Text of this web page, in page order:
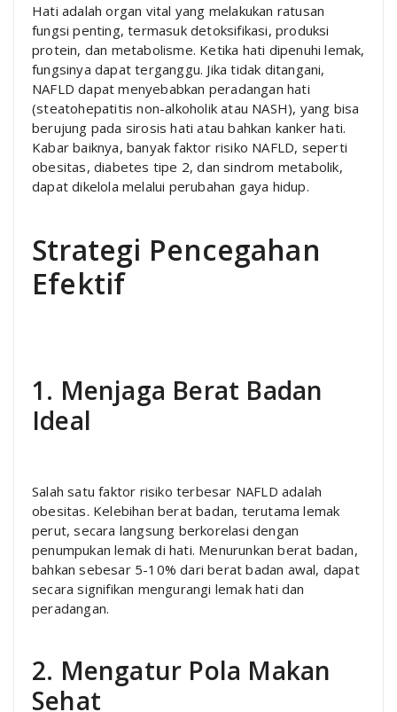
Hati adalah organ vital yang melakukan ratusan
fungsi penting, termasuk detoksifikasi, produksi
protein, dan metabolisme. Ketika hati dipenuhi lemak,
fungsinya dapat terganggu. Jika tidak ditangani,
NAFLD dapat menyebabkan peradangan hati
(steatohepatitis non-alkoholik atau NASH), yang bisa
berujung pada sirosis hati atau bahkan kanker hati.
Kabar baiknya, banyak faktor risiko NAFLD, seperti
obesitas, diabetes tipe 2, dan sindrom metabolik,
dapat dikelola melalui perubahan gaya hidup.
Strategi Pencegahan
Efektif
1. Menjaga Berat Badan
Ideal
Salah satu faktor risiko terbesar NAFLD adalah
obesitas. Kelebihan berat badan, terutama lemak
perut, secara langsung berkorelasi dengan
penumpukan lemak di hati. Menurunkan berat badan,
bahkan sebesar 5-10% dari berat badan awal, dapat
secara signifikan mengurangi lemak hati dan
peradangan.
2. Mengatur Pola Makan
Sehat